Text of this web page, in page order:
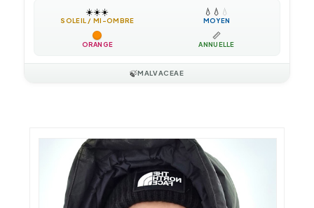
☀️☀️☀️
SOLEIL / MI-OMBRE
💧 💧 💧
MOYEN
ORANGE
📏
ANNUELLE
🍃MALVACEAE